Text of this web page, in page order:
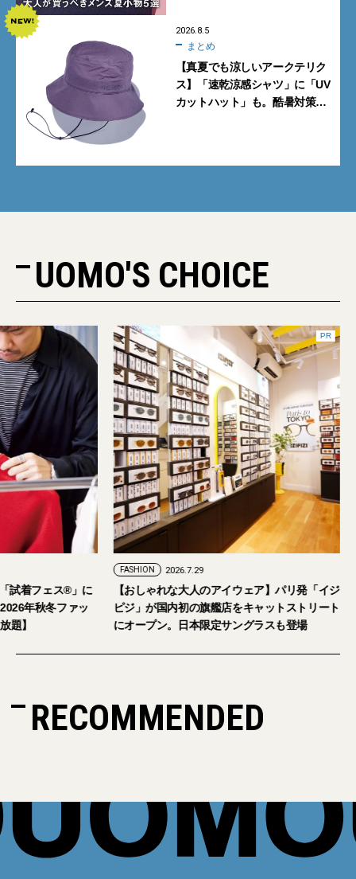
2026.8.5
まとめ
【真夏でも涼しいアークテリク
ス】「速乾涼感シャツ」に「UV
カットハット」も。酷暑対策に
UOMO'S CHOICE
試着フェス®︎」に
年秋冬ファッ
題】
PR
FASHION 2026.7.29
【おしゃれな大人のアイウェア】パリ発「イジ
ピジ」が国内初の旗艦店をキャットストリート
にオープン。日本限定サングラスも登場
RECOMMENDED